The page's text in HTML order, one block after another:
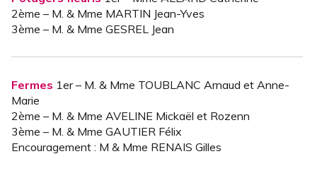
2ème – M. & Mme MARTIN Jean-Yves
3ème – M. & Mme GESREL Jean
Fermes 1er – M. & Mme TOUBLANC Arnaud et Anne-
Marie
2ème – M. & Mme AVELINE Mickaël et Rozenn
3ème – M. & Mme GAUTIER Félix
Encouragement : M & Mme RENAIS Gilles